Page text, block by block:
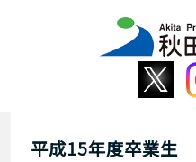
平成15年度卒業